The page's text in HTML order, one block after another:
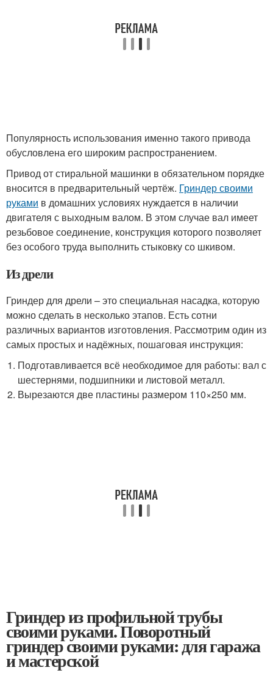
Популярность использования именно такого привода
обусловлена его широким распространением.
Привод от стиральной машинки в обязательном порядке
вносится в предварительный чертёж. Гриндер своими
руками в домашних условиях нуждается в наличии
двигателя с выходным валом. В этом случае вал имеет
резьбовое соединение, конструкция которого позволяет
без особого труда выполнить стыковку со шкивом.
Из дрели
Гриндер для дрели – это специальная насадка, которую
можно сделать в несколько этапов. Есть сотни
различных вариантов изготовления. Рассмотрим один из
самых простых и надёжных, пошаговая инструкция:
Подготавливается всё необходимое для работы: вал с
шестернями, подшипники и листовой металл.
Вырезаются две пластины размером 110×250 мм.
Гриндер из профильной трубы
своими руками. Поворотный
гриндер своими руками: для гаража
и мастерской